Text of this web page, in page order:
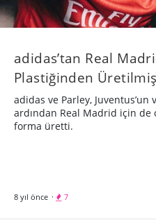
adidas’tan Real
Plastiğinden
adidas ve Parley, Juventus’un
ardından Real Madrid için de
forma üretti.
8 yıl önce · 7